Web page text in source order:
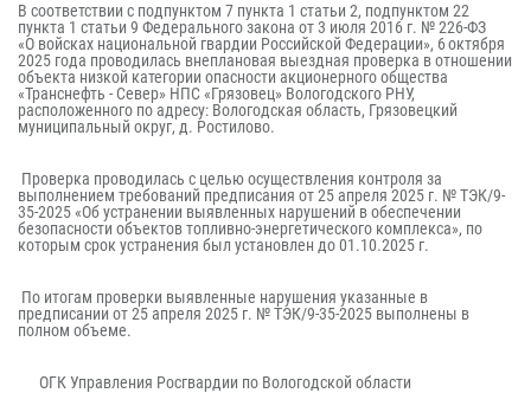
В соответствии с подпунктом 7 пункта 1 статьи 2, подпунктом 22
пункта 1 статьи 9 Федерального закона от 3 июля 2016 г. № 226-ФЗ
«О войсках национальной гвардии Российской Федерации», 6 октября
2025 года проводилась внеплановая выездная проверка в отношении
объекта низкой категории опасности акционерного общества
«Транснефть - Север» НПС «Грязовец» Вологодского РНУ,
расположенного по адресу: Вологодская область, Грязовецкий
муниципальный округ, д. Ростилово.
Проверка проводилась с целью осуществления контроля за
выполнением требований предписания от 25 апреля 2025 г. № ТЭК/9-
35-2025 «Об устранении выявленных нарушений в обеспечении
безопасности объектов топливно-энергетического комплекса», по
которым срок устранения был установлен до 01.10.2025 г.
По итогам проверки выявленные нарушения указанные в
предписании от 25 апреля 2025 г. № ТЭК/9-35-2025 выполнены в
полном объеме.
ОГК Управления Росгвардии по Вологодской области